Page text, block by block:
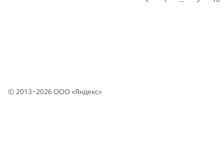
© 2013–2026 ООО «Яндекс»